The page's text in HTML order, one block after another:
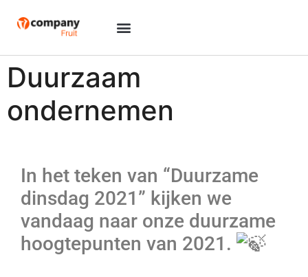
Duurzaam
ondernemen
In het teken van “Duurzame
dinsdag 2021” kijken we
vandaag naar onze duurzame
hoogtepunten van 2021.